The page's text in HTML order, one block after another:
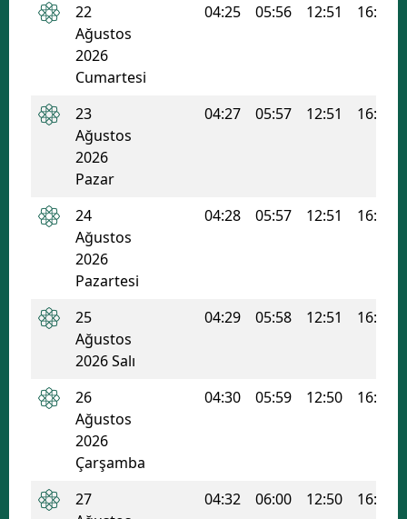
Sakarya
Sinop
Tokat
Tunceli
22
Ağustos
2026
Cumartesi
04:25 05:56 12:51 16:36
23
Ağustos
2026
Pazar
04:27 05:57 12:51 16:35
24
Ağustos
2026
Pazartesi
04:28 05:57 12:51 16:34
25
Ağustos
2026 Salı
04:29 05:58 12:51 16:34
26
Ağustos
2026
Çarşamba
04:30 05:59 12:50 16:33
27
04:32 06:00 12:50 16:32